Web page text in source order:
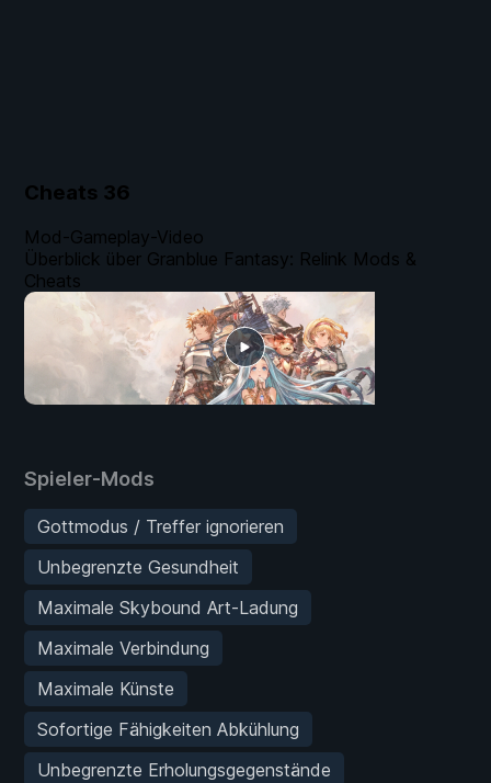
Cheats 36
Spieler-Mods
Gottmodus / Treffer ignorieren
Unbegrenzte Gesundheit
Maximale Skybound Art-Ladung
Maximale Verbindung
Maximale Künste
Sofortige Fähigkeiten Abkühlung
Unbegrenzte Erholungsgegenstände
Mod-Gameplay-Video
Überblick über Granblue Fantasy: Relink Mods &
Cheats